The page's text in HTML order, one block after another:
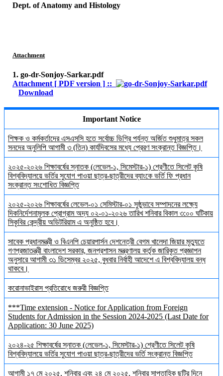
Dept. of Anatomy and Histology
Attachment
1. go-dr-Sonjoy-Sarkar.pdf
Attachment [ PDF version ] ::
Download
Important Notice
শিক্ষক ও কর্মকর্তাদের এসএসসি হতে সর্বোচ্চ ডিগ্রি পর্যন্ত অর্জিত শুধুমাত্র সকল
সনদের অনুলিপি আগামী ৩ (তিন) কার্যদিবসের মধ্যে প্রেরণ সংক্রান্ত বিজ্ঞপ্তি।
২০২৫-২০২৬ শিক্ষাবর্ষের স্নাতক (লেভেল-১, সিমেস্টার-১) শ্রেণীতে সিলেট কৃষি
বিশ্ববিদ্যালয়ে ভর্তির সুযোগ পাওয়া ছাত্র-ছাত্রীদের ব্যাংকে ভর্তি ফি প্রধান
সংক্রান্ত সংশোধিত বিজ্ঞপ্তি
২০২৫-২০২৬ শিক্ষাবর্ষের লেভেল-০১ সেমিস্টার-০১ সুষ্ঠুভাবে সম্পাদনের লক্ষ্যে
দিকনির্দেশনামূলক প্রোগ্রাম অদ্য ০২-০১-২০২৬ তারিখ শনিবার বিকাল ৩:০০ ঘটিকায়
সিকৃবির কেন্দ্রীয় অডিটরিয়াম এ অনুষ্ঠিত হবে।
সাবেক প্রধানমন্ত্রী ও বিএনপি চেয়ারপার্সন দেশনেত্রী বেগম খালেদা জিয়ার মৃত্যুতে
গণপ্রজাতন্ত্রী বাংলাদেশ সরকার, জনপ্রশাসন মন্ত্রণালয় কর্তৃক জারিকৃত প্রজ্ঞাপন
অনুসারে আগামী ৩১ ডিসেম্বর ২০২৫, বুধবার নির্বাহী আদেশে এ বিশ্ববিদ্যালয় বন্ধ
থাকবে।
করোনাভাইরাস প্রতিরোধে জরুরী বিজ্ঞপ্তি
***Time extension - Notice for Application from Foreign
Students for Admission in the Session 2024-2025 (Last Date for
Application: 30 June 2025)
২০২৪-২৫ শিক্ষাবর্ষের স্নাতক (লেভেল-১, সিমেস্টার-১) শ্রেণীতে সিলেট কৃষি
বিশ্ববিদ্যালয়ে ভর্তির সুযোগ পাওয়া ছাত্র-ছাত্রীদের ভর্তি সংক্রান্ত বিজ্ঞপ্তি
আগামী ১৭ মে ২০২৫, শনিবার এবং ২৪ মে ২০২৫, শনিবার সাপ্তাহিক ছুটির দিনে